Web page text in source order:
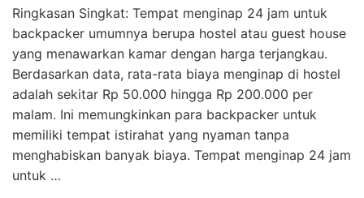
Ringkasan Singkat: Tempat menginap 24 jam untuk
backpacker umumnya berupa hostel atau guest house
yang menawarkan kamar dengan harga terjangkau.
Berdasarkan data, rata-rata biaya menginap di hostel
adalah sekitar Rp 50.000 hingga Rp 200.000 per
malam. Ini memungkinkan para backpacker untuk
memiliki tempat istirahat yang nyaman tanpa
menghabiskan banyak biaya. Tempat menginap 24 jam
untuk …